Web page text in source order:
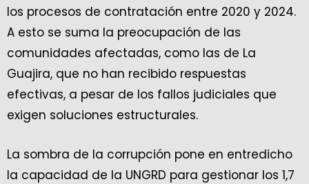
los procesos de contratación entre 2020 y 2024.
A esto se suma la preocupación de las
comunidades afectadas, como las de La
Guajira, que no han recibido respuestas
efectivas, a pesar de los fallos judiciales que
exigen soluciones estructurales.
La sombra de la corrupción pone en entredicho
la capacidad de la UNGRD para gestionar los 1,7